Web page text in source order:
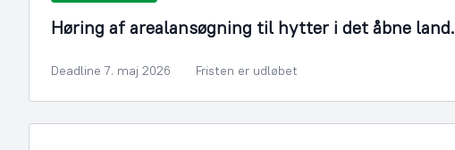
Høring af arealansøgning til hytter i det åbne land.
Deadline 7. maj 2026 Fristen er udløbet